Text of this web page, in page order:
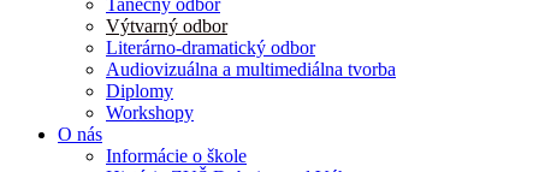
Tanečný odbor
Výtvarný odbor
Literárno-dramatický odbor
Audiovizuálna a multimediálna tvorba
Diplomy
Workshopy
O nás
Informácie o škole